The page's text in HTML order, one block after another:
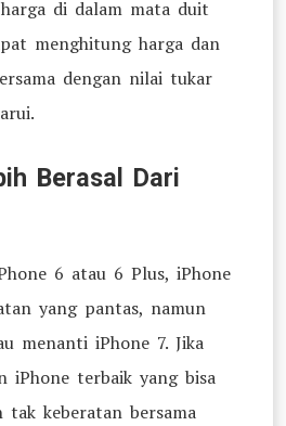
di dalam mata duit
menghitung harga dan
dengan nilai tukar
Berasal Dari
6 atau 6 Plus, iPhone
yang pantas, namun
menanti iPhone 7. Jika
iPhone terbaik yang bisa
tak keberatan bersama